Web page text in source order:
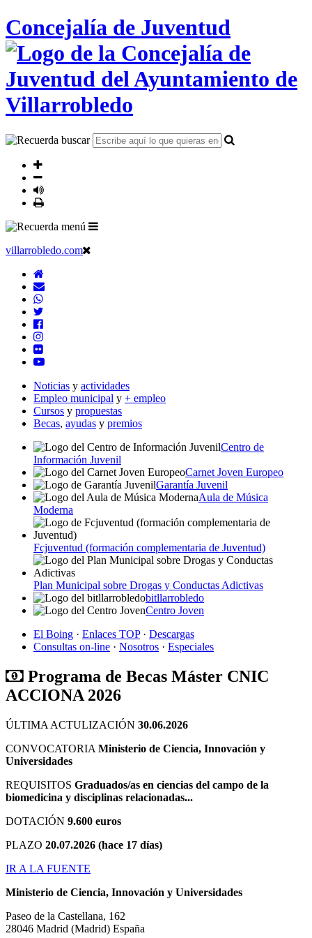
Concejalía de Juventud
villarrobledo.com
Noticias y actividades
Empleo municipal y + empleo
Cursos y propuestas
Becas, ayudas y premios
Centro de
Información Juvenil
Carnet Joven Europeo
Garantía Juvenil
Aula de Música
Moderna
Fcjuventud (formación complementaria de Juventud)
Plan Municipal sobre Drogas y Conductas Adictivas
bitllarrobledo
Centro Joven
El Boing · Enlaces TOP· Descargas
Consultas on-line · Nosotros · Especiales
Programa de Becas Máster CNIC
ACCIONA 2026
ÚLTIMA ACTULIZACIÓN 30.06.2026
CONVOCATORIA Ministerio de Ciencia, Innovación y
Universidades
REQUISITOS Graduados/as en ciencias del campo de la
biomedicina y disciplinas relacionadas...
DOTACIÓN 9.600 euros
PLAZO 20.07.2026 (hace 17 días)
IR A LA FUENTE
Ministerio de Ciencia, Innovación y Universidades
Paseo de la Castellana, 162
28046 Madrid (Madrid) España